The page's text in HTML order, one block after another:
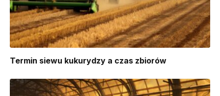
Termin siewu kukurydzy a czas zbiorów